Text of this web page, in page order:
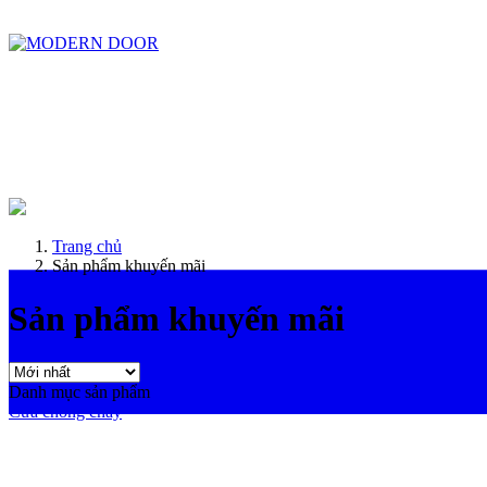
Trang chủ
Sản phẩm khuyến mãi
Sản phẩm khuyến mãi
Danh mục sản phẩm
Cửa chống cháy